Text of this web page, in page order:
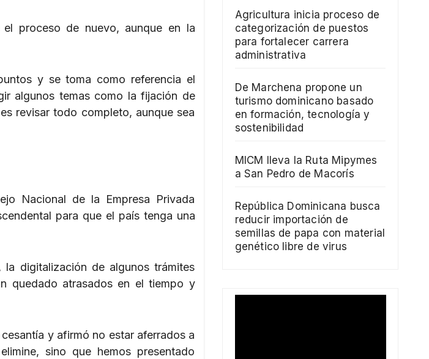
proceso de nuevo, aunque en la
y se toma como referencia el
algunos temas como la fijación de
revisar todo completo, aunque sea
Nacional de la Empresa Privada
para que el país tenga una
digitalización de algunos trámites
quedado atrasados en el tiempo y
y afirmó no estar aferrados a
sino que hemos presentado
Agricultura inicia proceso de
categorización de puestos
para fortalecer carrera
administrativa
De Marchena propone un
turismo dominicano basado
en formación, tecnología y
sostenibilidad
MICM lleva la Ruta Mipymes
a San Pedro de Macorís
República Dominicana busca
reducir importación de
semillas de papa con material
genético libre de virus